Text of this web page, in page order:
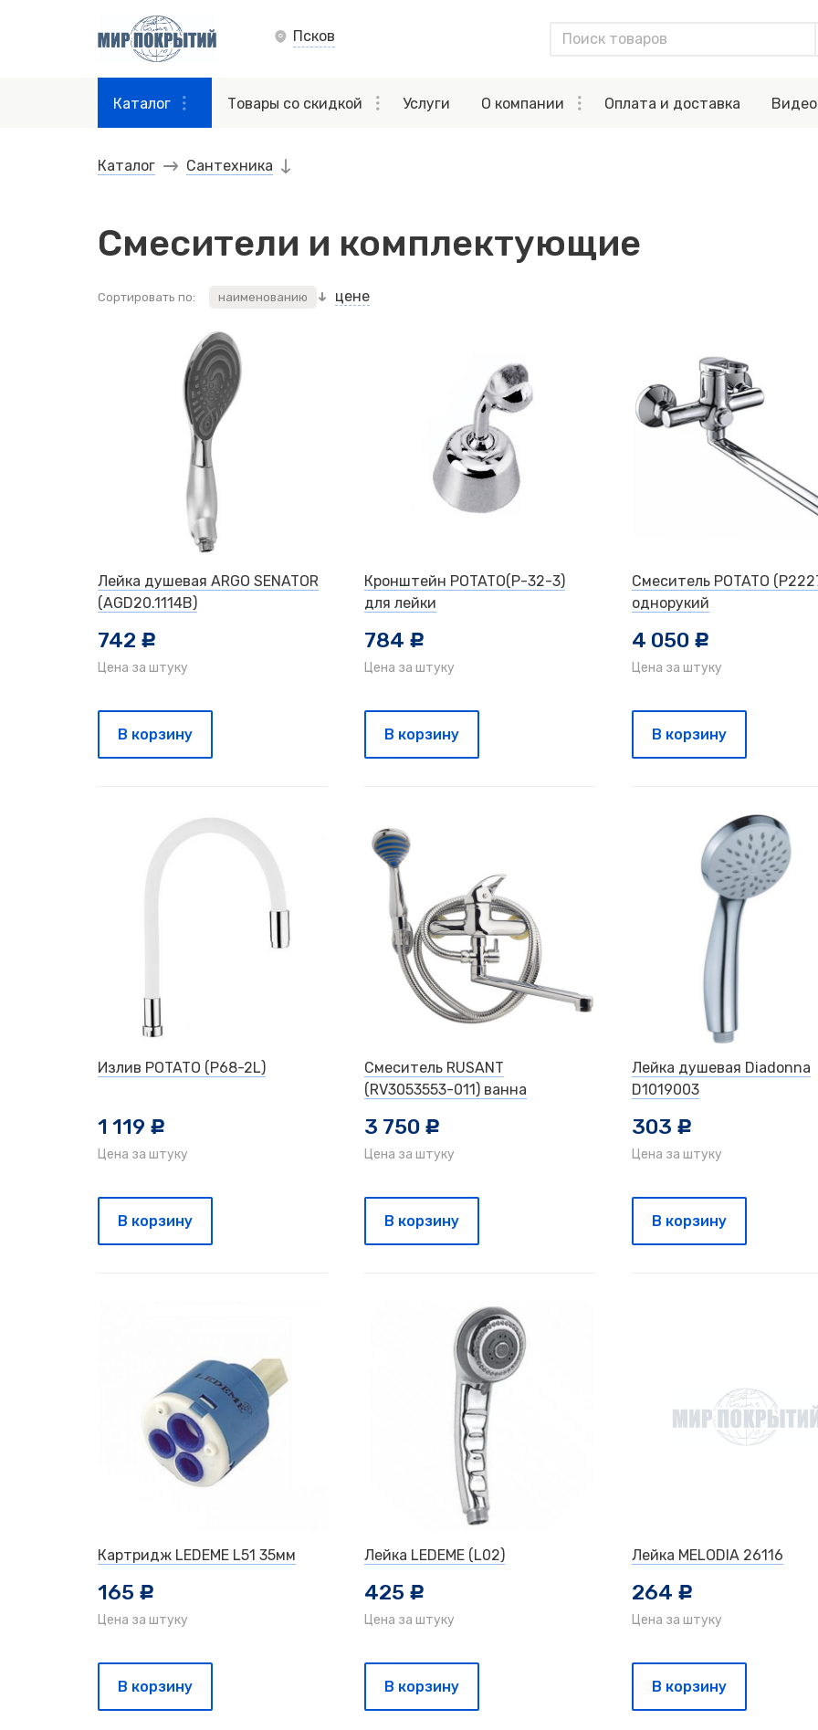
Псков
Каталог Товары со скидкой Услуги О компании Оплата и доставка Видео
Каталог Сантехника
Смесители и комплектующие
Сортировать по: наименованию цене
Лейка душевая ARGO SENATOR
(AGD20.1114B)
742 c
Цена за штуку
В корзину
Кронштейн POTATO(P-32-3)
для лейки
784 c
Цена за штуку
В корзину
Смеситель POTATO
однорукий
4 050 c
Цена за штуку
В корзину
Излив POTATO (P68-2L)
1 119 c
Цена за штуку
В корзину
Смеситель RUSANT
(RV3053553-011) ванна
3 750 c
Цена за штуку
В корзину
Лейка душевая Diadonna
D1019003
303 c
Цена за штуку
В корзину
Картридж LEDEME L51 35мм
165 c
Цена за штуку
В корзину
Лейка LEDEME (L02)
425 c
Цена за штуку
В корзину
Лейка MELODIA 26116
264 c
Цена за штуку
В корзину